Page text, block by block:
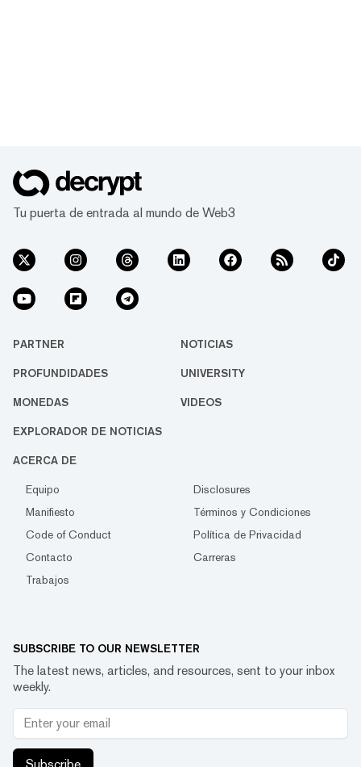
Tu puerta de entrada al mundo de Web3
PARTNER NOTICIAS
PROFUNDIDADES UNIVERSITY
MONEDAS VIDEOS
EXPLORADOR DE NOTICIAS
ACERCA DE
Equipo
Disclosures
Manifiesto
Términos y Condiciones
Code of Conduct
Política de Privacidad
Contacto
Carreras
Trabajos
SUBSCRIBE TO OUR NEWSLETTER
The latest news, articles, and resources, sent to your inbox
weekly.